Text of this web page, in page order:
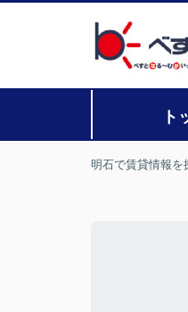
ト
明石で賃貸情報を